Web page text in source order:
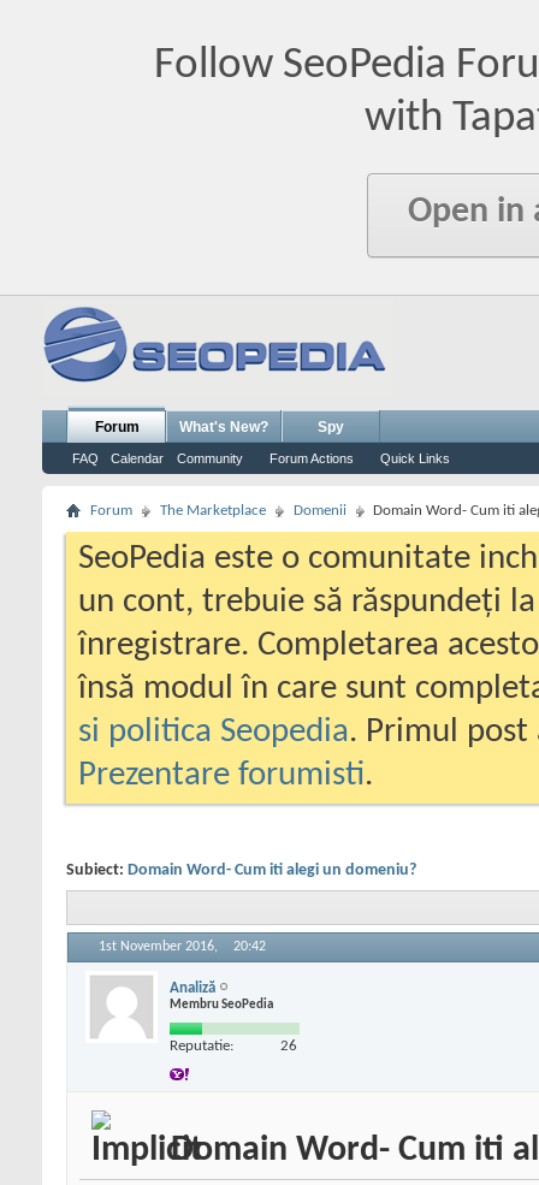
Follow SeoPedia
with
Open in
Forum
FAQ Calendar Community Forum Actions Quick Links
What's New? Spy
Forum The Marketplace Domenii Domain Word- Cum iti
SeoPedia este o comunitate
un cont, trebuie să răspundeți
înregistrare. Completarea
însă modul în care sunt
si politica Seopedia. Primul
Prezentare forumisti.
Subiect: Domain Word- Cum iti alegi un domeniu?
1st November 2016, 20:42
Analiză
Membru SeoPedia
Reputatie: 26
Domain Word- Cum iti